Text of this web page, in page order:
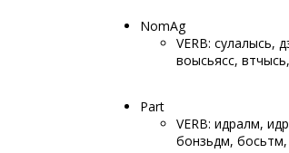
NomAg
VERB: сулалысь,
воысьясӧс,
Part
VERB: идралӧм,
бонзьӧдӧм,